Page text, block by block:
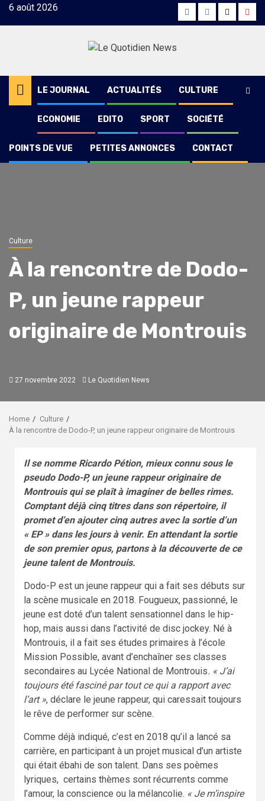
Skip6 août 2026 FacebookInstagram
Twitter
LE JOURNAL ACTUALITÉS CULTURE
ECONOMIE EDITO SPORT SOCIÉTÉ
POINTS DE VUE PETITES ANNONCES CONTACT
Culture
À la rencontre de Dodo-
P, un jeune rappeur
originaire de Montrouis
27 novembre 2022 Le Quotidien News
Home
Culture
À la rencontre de Dodo-P, un jeune rappeur originaire de Montrouis
Il se nomme Ricardo Pétion, mieux connu sous le
pseudo Dodo-P, un jeune rappeur originaire de
Montrouis qui se plaît à imaginer de belles rimes.
Comptant déjà cinq titres dans son répertoire, il
promet d’en ajouter cinq autres avec la sortie d’un
« EP » dans les jours à venir. En attendant la sortie
de son premier opus, partons à la découverte de ce
jeune talent de Montrouis.
Dodo-P est un jeune rappeur qui a fait ses débuts sur
la scène musicale en 2018. Fougueux, passionné, le
jeune est doté d’un talent sensationnel dans le hip-
hop, mais aussi dans l’activité de disc jockey. Né à
Montrouis, il a fait ses études primaires à l’école
Mission Possible, avant d’enchaîner ses classes
secondaires au Lycée National de Montrouis. « J’ai
toujours été fasciné par tout ce qui a rapport avec
l’art », déclare le jeune rappeur, qui caressait toujours
le rêve de performer sur scène.
Comme déjà indiqué, c’est en 2018 qu’il a lancé sa
carrière, en participant à un projet musical d’un artiste
qui était ébahi de son talent. Dans ses poèmes
lyriques, certains thèmes sont récurrents comme
l’amour, la conscience ou la mélancolie. « Je m’inspire